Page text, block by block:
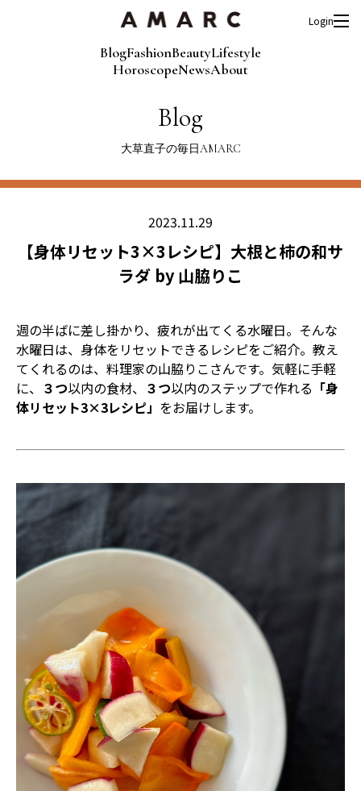
BlogFashionBeautyLifestyle
HoroscopeNewsAbout
Login
Blog
大草直子の毎日AMARC
2023.11.29
【身体リセット3×3レシピ】大根と柿の和サ
ラダ by 山脇りこ
週の半ばに差し掛かり、疲れが出てくる水曜日。そんな
水曜日は、身体をリセットできるレシピをご紹介。教え
てくれるのは、料理家の山脇りこさんです。気軽に手軽
に、 ３つ以内の食材、 ３つ以内のステップで作れる 「身
体リセット3×3レシピ」 をお届けします。